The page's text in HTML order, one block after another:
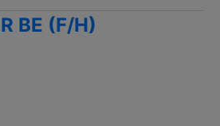
BE (F/H)